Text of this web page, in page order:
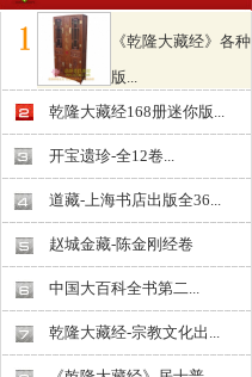
《乾隆大藏经》各种
版...
￥0.000
乾隆大藏经168册迷你版...
开宝遗珍-全12卷...
道藏-上海书店出版全36...
赵城金藏-陈金刚经卷
中国大百科全书第二...
乾隆大藏经-宗教文化出...